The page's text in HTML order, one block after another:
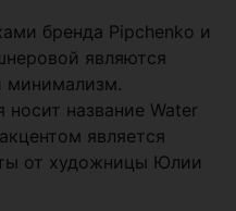
бренда Pipchenko и
являются
минимализм.
носит название Water
является
от художницы Юлии